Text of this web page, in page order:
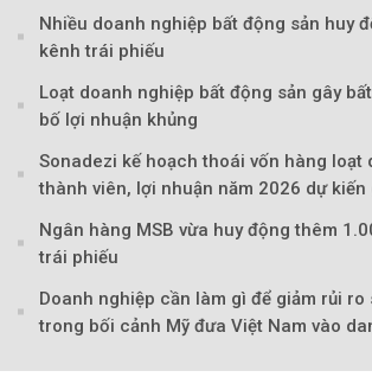
Nhiều doanh nghiệp bất động sản huy
kênh trái phiếu
Loạt doanh nghiệp bất động sản gây
bố lợi nhuận khủng
Sonadezi kế hoạch thoái vốn hàng loạt
thành viên, lợi nhuận năm 2026 dự kiến
Ngân hàng MSB vừa huy động thêm
trái phiếu
Doanh nghiệp cần làm gì để giảm rủi
trong bối cảnh Mỹ đưa Việt Nam vào